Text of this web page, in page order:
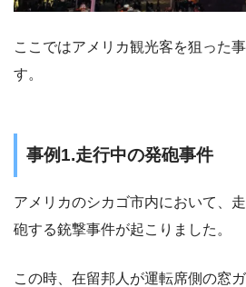
ここではアメリカ観光客を狙った
す。
事例1.走行中の発砲事件
アメリカのシカゴ市内において、
砲する銃撃事件が起こりました。
この時、在留邦人が運転席側の窓